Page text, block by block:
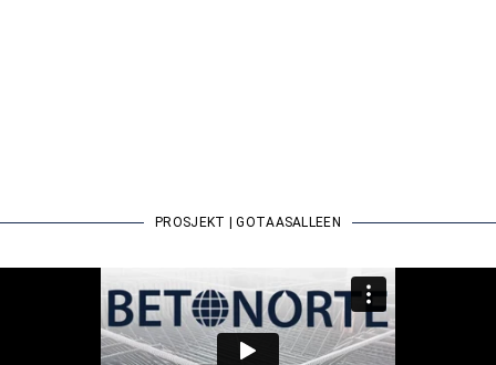
PROSJEKT | GOTAASALLEEN